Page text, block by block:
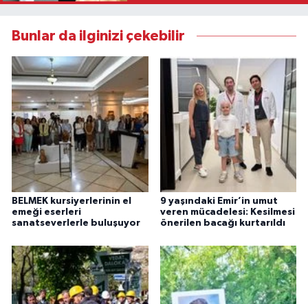
Bunlar da ilginizi çekebilir
BELMEK kursiyerlerinin el
emeği eserleri
sanatseverlerle buluşuyor
9 yaşındaki Emir’in umut
veren mücadelesi: Kesilmesi
önerilen bacağı kurtarıldı